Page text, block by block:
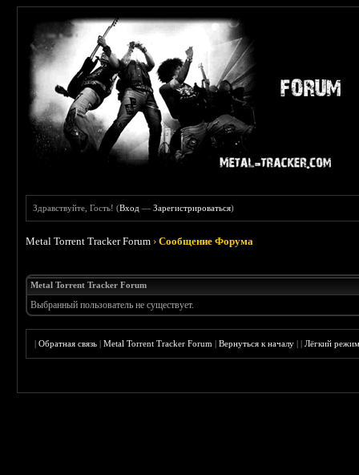
Здравствуйте, Гость! (Вход —Зарегистрироваться)
Metal Torrent Tracker Forum ›Сообщение Форума
Metal Torrent Tracker Forum
Выбранный пользователь не существует.
|Обратная связь |Metal Torrent Tracker Forum |Вернуться к началу ||Лёгкий